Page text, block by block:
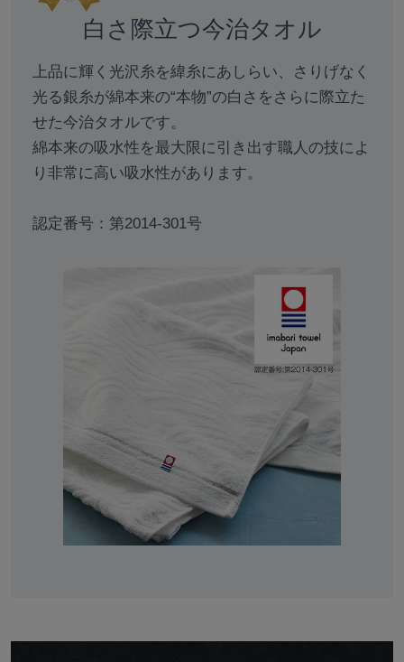
白さ際立つ今治タオル
上品に輝く光沢糸を緯糸にあしらい、さりげなく
光る銀糸が綿本来の“本物”の白さをさらに際立た
せた今治タオルです。
綿本来の吸水性を最大限に引き出す職人の技によ
り非常に高い吸水性があります。
認定番号：第2014-301号